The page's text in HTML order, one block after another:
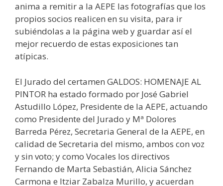
anima a remitir a la AEPE las fotografías que los
propios socios realicen en su visita, para ir
subiéndolas a la página web y guardar así el
mejor recuerdo de estas exposiciones tan
atípicas.
El Jurado del certamen GALDOS: HOMENAJE AL
PINTOR ha estado formado por José Gabriel
Astudillo López, Presidente de la AEPE, actuando
como Presidente del Jurado y Mª Dolores
Barreda Pérez, Secretaria General de la AEPE, en
calidad de Secretaria del mismo, ambos con voz
y sin voto; y como Vocales los directivos
Fernando de Marta Sebastián, Alicia Sánchez
Carmona e Itziar Zabalza Murillo, y acuerdan